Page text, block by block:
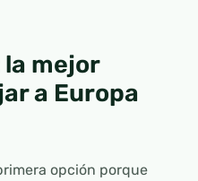
la mejor
a Europa
opción porque